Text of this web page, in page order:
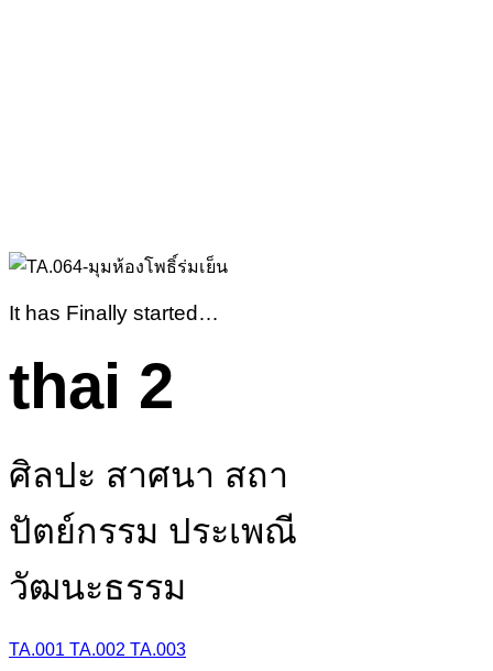
It has Finally started…
thai 2
ศิลปะ สาศนา สถา
ปัตย์กรรม ประเพณี
วัฒนะธรรม
TA.001 TA.002 TA.003